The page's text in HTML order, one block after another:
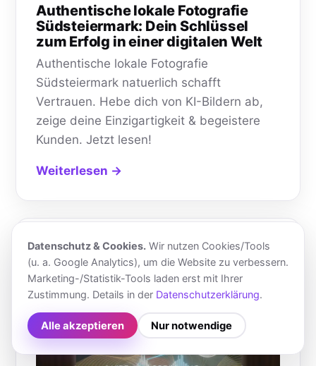
Authentische lokale Fotografie
Südsteiermark: Dein Schlüssel
zum Erfolg in einer digitalen Welt
Authentische lokale Fotografie
Südsteiermark natuerlich schafft
Vertrauen. Hebe dich von KI-Bildern ab,
zeige deine Einzigartigkeit & begeistere
Kunden. Jetzt lesen!
Weiterlesen →
Datenschutz & Cookies. Wir nutzen Cookies/Tools
(u. a. Google Analytics), um die Website zu verbessern.
Marketing-/Statistik-Tools laden erst mit Ihrer
Zustimmung. Details in der Datenschutzerklärung.
Alle akzeptieren Nur notwendige